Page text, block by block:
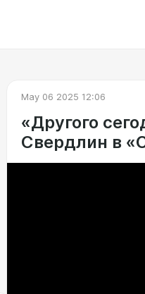
May 06 2025 12:06
«Другого
Свердлин в